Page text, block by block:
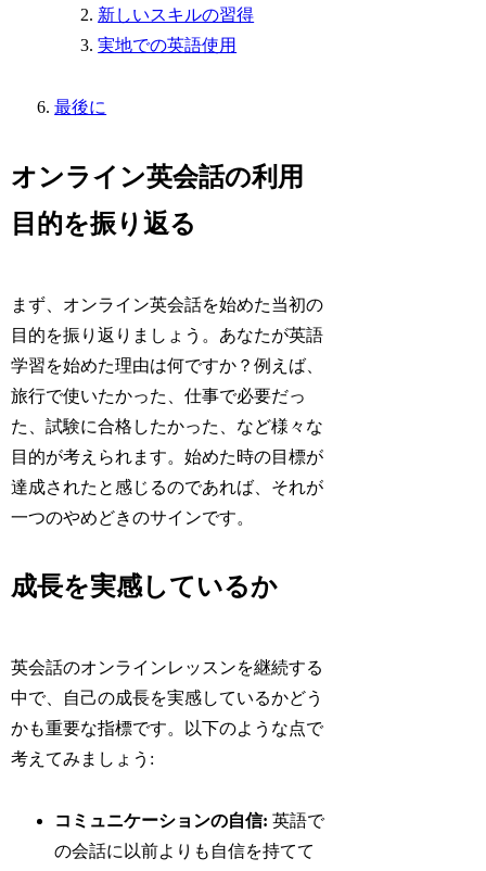
新しいスキルの習得
実地での英語使用
最後に
オンライン英会話の利用
目的を振り返る
まず、オンライン英会話を始めた当初の
目的を振り返りましょう。あなたが英語
学習を始めた理由は何ですか？例えば、
旅行で使いたかった、仕事で必要だっ
た、試験に合格したかった、など様々な
目的が考えられます。始めた時の目標が
達成されたと感じるのであれば、それが
一つのやめどきのサインです。
成長を実感しているか
英会話のオンラインレッスンを継続する
中で、自己の成長を実感しているかどう
かも重要な指標です。以下のような点で
考えてみましょう:
コミュニケーションの自信: 英語で
の会話に以前よりも自信を持てて